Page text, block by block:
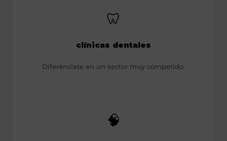
🦷
clínicas dentales
Diferénciate en un sector muy competido.
🧠